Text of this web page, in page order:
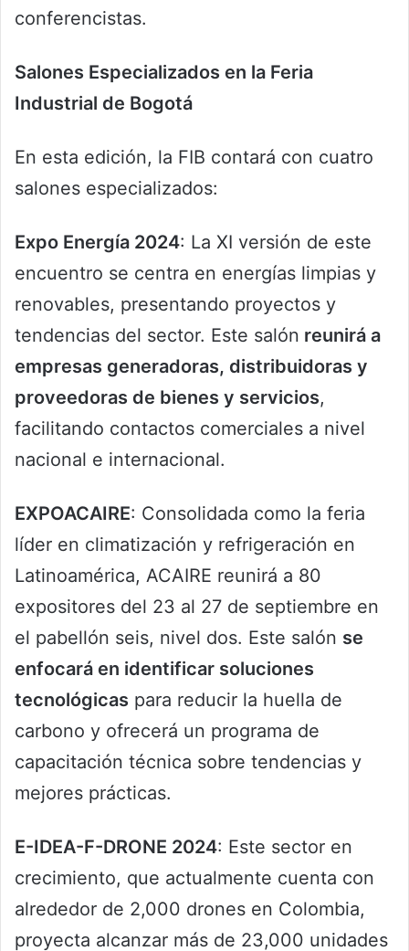
conferencistas.
Salones Especializados en la Feria
Industrial de Bogotá
En esta edición, la FIB contará con cuatro
salones especializados:
Expo Energía 2024: La XI versión de este
encuentro se centra en energías limpias y
renovables, presentando proyectos y
tendencias del sector. Este salón reunirá a
empresas generadoras, distribuidoras y
proveedoras de bienes y servicios,
facilitando contactos comerciales a nivel
nacional e internacional.
EXPOACAIRE: Consolidada como la feria
líder en climatización y refrigeración en
Latinoamérica, ACAIRE reunirá a 80
expositores del 23 al 27 de septiembre en
el pabellón seis, nivel dos. Este salón se
enfocará en identificar soluciones
tecnológicas para reducir la huella de
carbono y ofrecerá un programa de
capacitación técnica sobre tendencias y
mejores prácticas.
E-IDEA-F-DRONE 2024: Este sector en
crecimiento, que actualmente cuenta con
alrededor de 2,000 drones en Colombia,
proyecta alcanzar más de 23,000 unidades